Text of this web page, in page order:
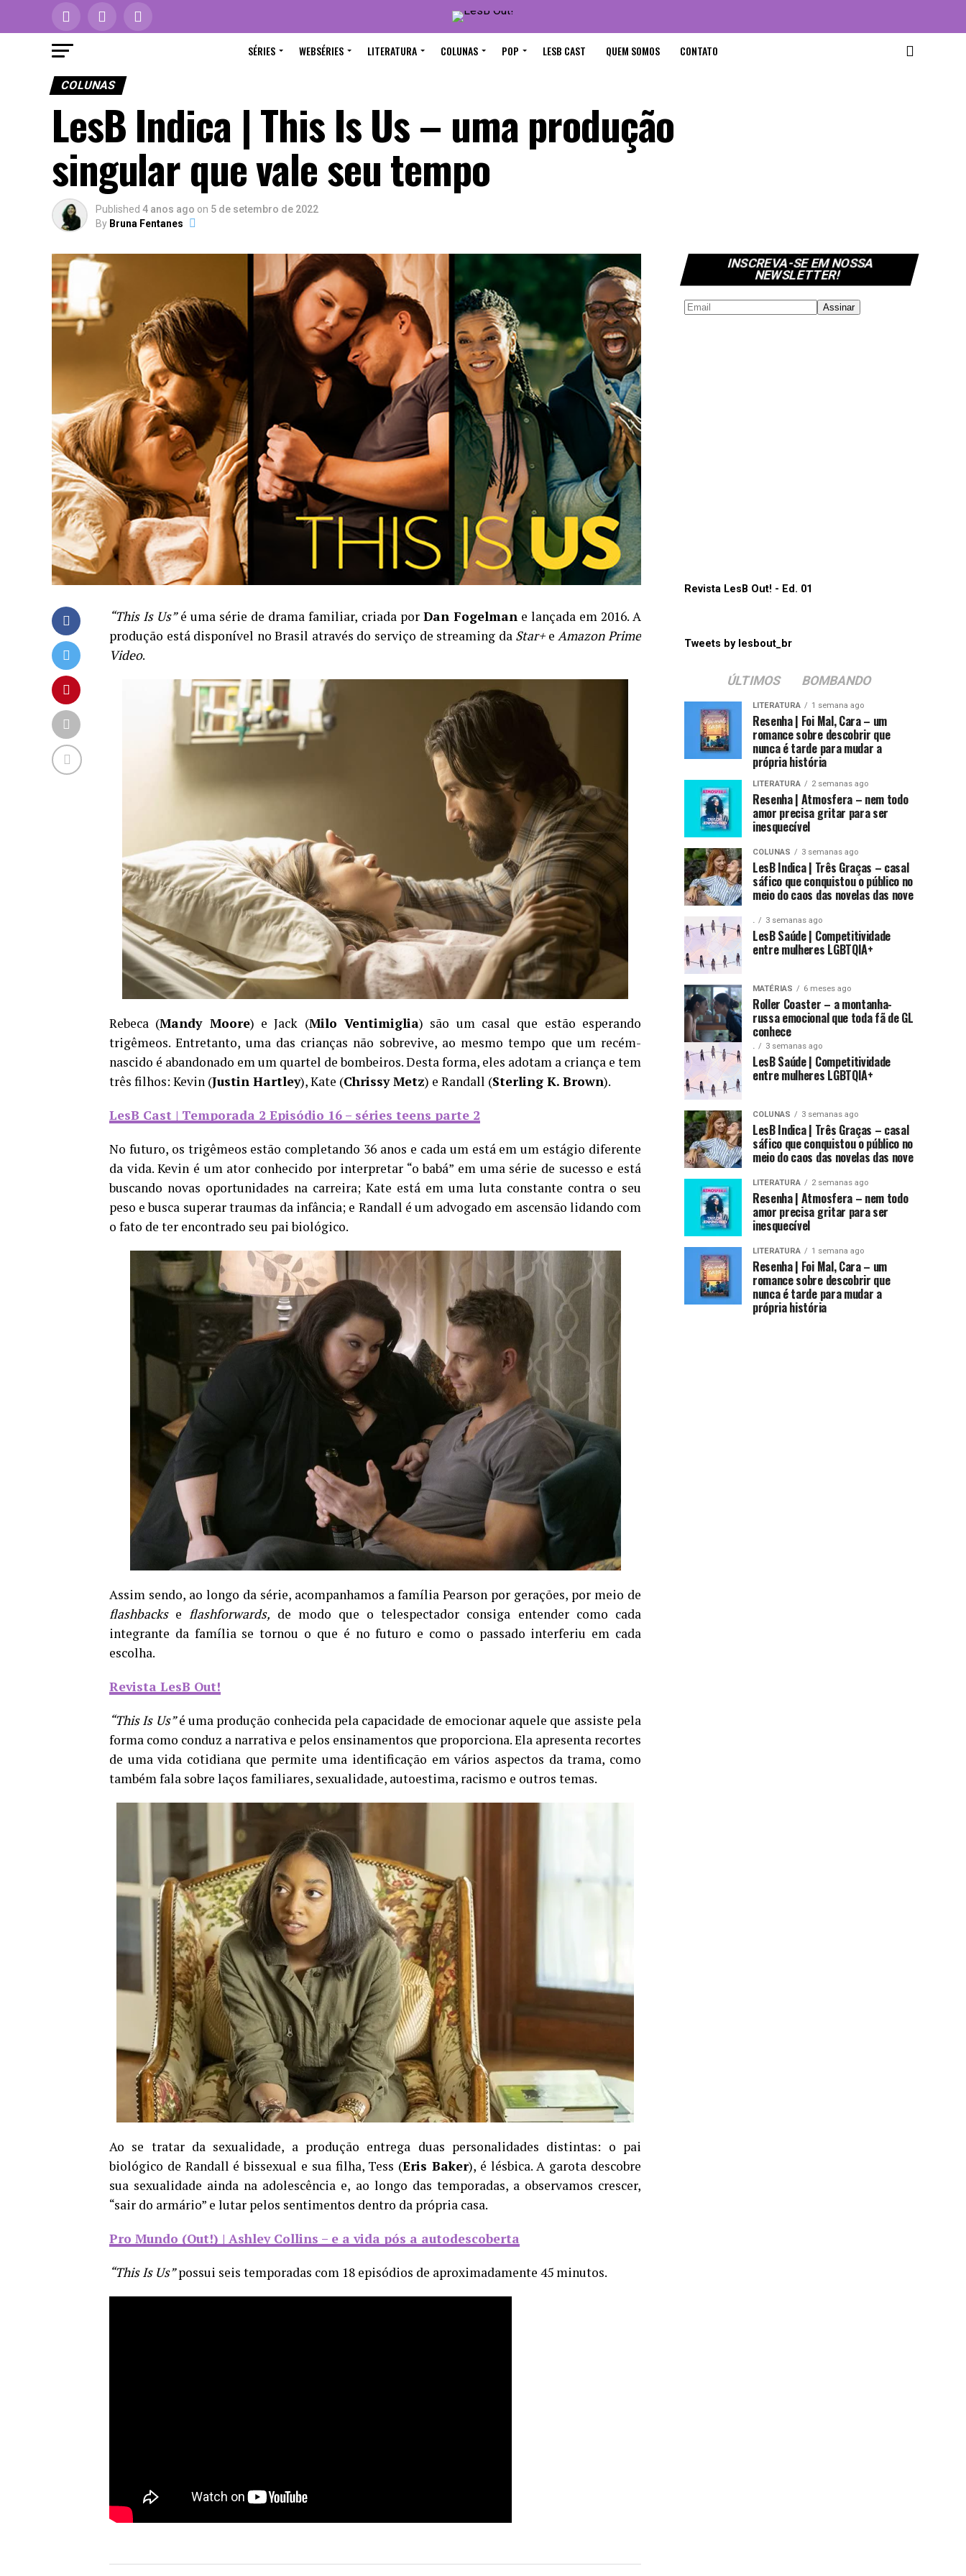
SÉRIES WEBSÉRIES LITERATURA COLUNAS POP LESB CAST QUEM SOMOS CONTATO
COLUNAS
LesB Indica | This Is Us – uma produção
singular que vale seu tempo
Published 4 anos ago on 5 de setembro de 2022
By Bruna Fentanes
“This Is Us”é uma série de drama familiar, criada por Dan Fogelmane lançada em 2016. A
produção está disponível no Brasil através do serviço de streaming da Star+eAmazon Prime
Video.
Rebeca (Mandy Moore) e Jack (Milo Ventimiglia) são um casal que estão esperando
trigêmeos. Entretanto, uma das crianças não sobrevive, ao mesmo tempo que um recém-
nascido é abandonado em um quartel de bombeiros. Desta forma, eles adotam a criança e tem
três filhos: Kevin (Justin Hartley), Kate (Chrissy Metz) e Randall (Sterling K. Brown).
LesB Cast | Temporada 2 Episódio 16 – séries teens parte 2
No futuro, os trigêmeos estão completando 36 anos e cada um está em um estágio diferente
da vida. Kevin é um ator conhecido por interpretar “o babá” em uma série de sucesso e está
buscando novas oportunidades na carreira; Kate está em uma luta constante contra o seu
peso e busca superar traumas da infância; e Randall é um advogado em ascensão lidando com
o fato de ter encontrado seu pai biológico.
Assim sendo, ao longo da série, acompanhamos a família Pearson por gerações, por meio de
flashbackseflashforwards, de modo que o telespectador consiga entender como cada
integrante da família se tornou o que é no futuro e como o passado interferiu em cada
escolha.
Revista LesB Out!
“This Is Us”é uma produção conhecida pela capacidade de emocionar aquele que assiste pela
forma como conduz a narrativa e pelos ensinamentos que proporciona. Ela apresenta recortes
de uma vida cotidiana que permite uma identificação em vários aspectos da trama, como
também fala sobre laços familiares, sexualidade, autoestima, racismo e outros temas.
Ao se tratar da sexualidade, a produção entrega duas personalidades distintas: o pai
biológico de Randall é bissexual e sua filha, Tess (Eris Baker), é lésbica. A garota descobre
sua sexualidade ainda na adolescência e, ao longo das temporadas, a observamos crescer,
“sair do armário” e lutar pelos sentimentos dentro da própria casa.
Pro Mundo (Out!) | Ashley Collins – e a vida pós a autodescoberta
“This Is Us”possui seis temporadas com 18 episódios de aproximadamente 45 minutos.
INSCREVA-SE EM NOSSA
NEWSLETTER!
Revista LesB Out! - Ed. 01
Tweets by lesbout_br
ÚLTIMOS BOMBANDO
LITERATURA 1 semana ago
Resenha | Foi Mal, Cara – um
romance sobre descobrir que
nunca é tarde para mudar a
própria história
LITERATURA 2 semanas ago
Resenha | Atmosfera – nem todo
amor precisa gritar para ser
inesquecível
COLUNAS 3 semanas ago
LesB Indica | Três Graças – casal
sáfico que conquistou o público no
meio do caos das novelas das nove
. 3 semanas ago
LesB Saúde | Competitividade
entre mulheres LGBTQIA+
MATÉRIAS 6 meses ago
Roller Coaster – a montanha-
russa emocional que toda fã de GL
conhece
. 3 semanas ago
LesB Saúde | Competitividade
entre mulheres LGBTQIA+
COLUNAS 3 semanas ago
LesB Indica | Três Graças – casal
sáfico que conquistou o público no
meio do caos das novelas das nove
LITERATURA 2 semanas ago
Resenha | Atmosfera – nem todo
amor precisa gritar para ser
inesquecível
LITERATURA 1 semana ago
Resenha | Foi Mal, Cara – um
romance sobre descobrir que
nunca é tarde para mudar a
própria história